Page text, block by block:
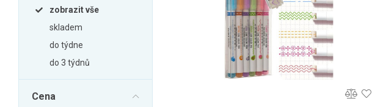
Auto-moto
Dekorace
Textil, koberce
Svítidla, žárovky
zobrazit vše
skladem
do týdne
do 3 týdnů
Cena